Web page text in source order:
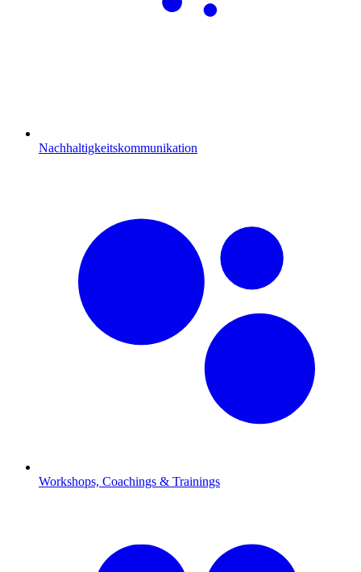
Nachhaltigkeitskommunikation
Workshops, Coachings & Trainings